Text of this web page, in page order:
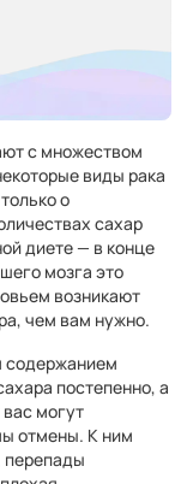
с множеством
виды рака
о
сахар
диете — в конце
мозга это
возникают
чем вам нужно.
содержанием
постепенно, а
вас могут
отмены. К ним
перепады